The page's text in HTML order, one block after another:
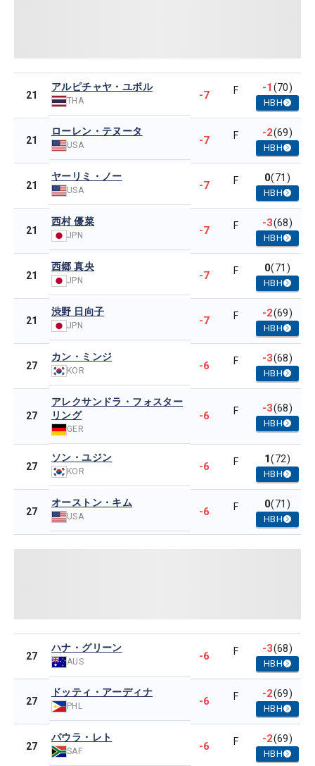
21
アルピチャヤ・ユボル
THA -7 F -1(70)
HBH
21
ローレン・テヌータ
USA -7 F -2(69)
HBH
21
ヤーリミ・ノー
USA -7 F 0(71)
HBH
21
西村 優菜
JPN -7 F -3(68)
HBH
21
西郷 真央
JPN -7 F 0(71)
HBH
21
渋野 日向子
JPN -7 F -2(69)
HBH
27
カン・ミンジ
KOR -6 F -3(68)
HBH
27
アレクサンドラ・フォスター
リング
GER
-6 F -3(68)
HBH
27
ソン・ユジン
KOR -6 F 1(72)
HBH
27
オーストン・キム
USA -6 F 0(71)
HBH
27
ハナ・グリーン
AUS -6 F -3(68)
HBH
27
ドッティ・アーディナ
PHL -6 F -2(69)
HBH
27
パウラ・レト
SAF -6 F -2(69)
HBH